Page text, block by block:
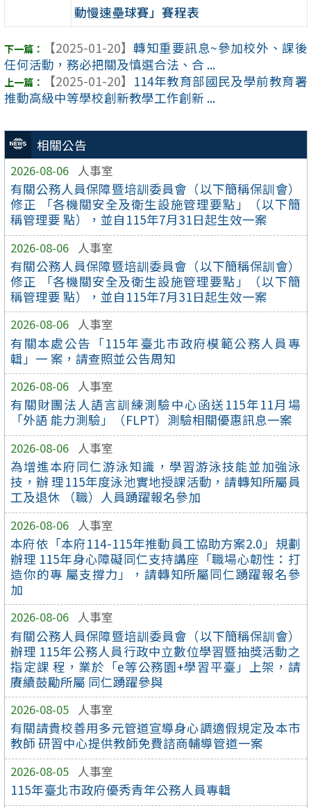
相關公告
2026-08-06 人事室
有關公務人員保障暨培訓委員會（以下簡稱保訓會）
修正 「各機關安全及衛生設施管理要點」（以下簡
稱管理要 點），並自115年7月31日起生效一案
2026-08-06 人事室
有關公務人員保障暨培訓委員會（以下簡稱保訓會）
修正 「各機關安全及衛生設施管理要點」（以下簡
稱管理要 點），並自115年7月31日起生效一案
2026-08-06 人事室
有關本處公告「115年臺北市政府模範公務人員專
輯」一 案，請查照並公告周知
2026-08-06 人事室
有關財團法人語言訓練測驗中心函送115年11月場
「外語 能力測驗」（FLPT）測驗相關優惠訊息一案
2026-08-06 人事室
為增進本府同仁游泳知識，學習游泳技能並加強泳
技，辦 理115年度泳池實地授課活動，請轉知所屬員
工及退休 （職）人員踴躍報名參加
2026-08-06 人事室
本府依「本府114-115年推動員工協助方案2.0」規劃
辦理 115年身心障礙同仁支持講座「職場心韌性：打
造你的專 屬支撐力」，請轉知所屬同仁踴躍報名參
加
2026-08-06 人事室
有關公務人員保障暨培訓委員會（以下簡稱保訓會）
辦理 115年公務人員行政中立數位學習暨抽獎活動之
指定課 程，業於「e等公務園+學習平臺」上架，請
賡續鼓勵所屬 同仁踴躍參與
2026-08-05 人事室
有關請貴校善用多元管道宣導身心調適假規定及本市
教師 研習中心提供教師免費諮商輔導管道一案
2026-08-05 人事室
115年臺北市政府優秀青年公務人員專輯
動慢速壘球賽」賽程表
【2025-01-20】 轉知重要訊息~參加校外、課後
任何活動，務必把關及慎選合法、合 ...
【2025-01-20】 114年教育部國民及學前教育署
推動高級中等學校創新教學工作創新 ...